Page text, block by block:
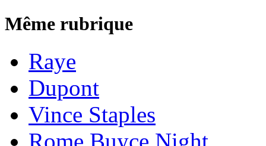
Même rubrique
Raye
Dupont
Vince Staples
Rome Buyce Night